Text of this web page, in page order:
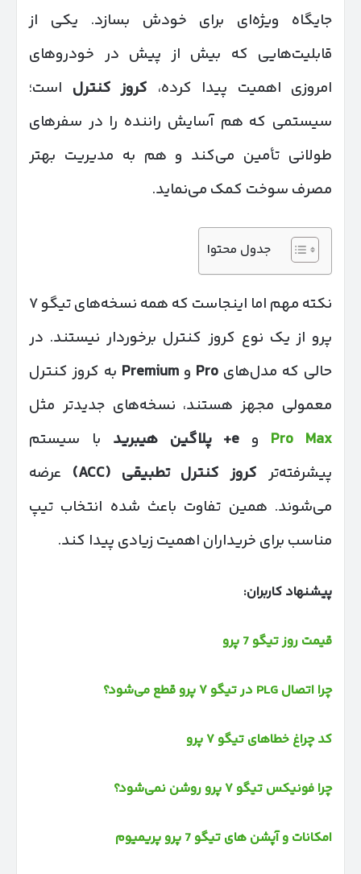
جایگاه ویژه‌ای برای خودش بسازد. یکی از
قابلیت‌هایی که بیش از پیش در خودروهای
امروزی اهمیت پیدا کرده، کروز کنترل است؛
سیستمی که هم آسایش راننده را در سفرهای
طولانی تأمین می‌کند و هم به مدیریت بهتر
مصرف سوخت کمک می‌نماید.
جدول محتوا
نکته مهم اما اینجاست که همه نسخه‌های تیگو ۷
پرو از یک نوع کروز کنترل برخوردار نیستند. در
حالی که مدل‌های Pro و Premium به کروز کنترل
معمولی مجهز هستند، نسخه‌های جدیدتر مثل
Pro Max و e+ پلاگین هیبرید با سیستم
پیشرفته‌تر کروز کنترل تطبیقی (ACC)
عرضه
می‌شوند. همین تفاوت باعث شده انتخاب تیپ
مناسب برای خریداران اهمیت زیادی پیدا کند.
پیشنهاد کاربران:
قیمت روز تیگو 7 پرو
چرا اتصال PLG در تیگو ۷ پرو قطع می‌شود؟
کد چراغ خطاهای تیگو ۷ پرو
چرا فونیکس تیگو ۷ پرو روشن نمی‌شود؟
امکانات و آپشن های تیگو 7 پرو پریمیوم